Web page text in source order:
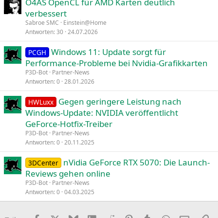
verbessert
Sabroe SMC
Einstein@Home
Antworten 30 24.07.2026
PCGH Windows 11: Update sorgt für
Performance-Probleme bei Nvidia-Grafikkarten
P3D-Bot Partner-News
Antworten 0 28.01.2026
HWLuxx Gegen geringere Leistung nach
Windows-Update: NVIDIA veröffentlicht
GeForce-Hotfix-Treiber
P3D-Bot Partner-News
Antworten 0 20.11.2025
3DCenter nVidia GeForce RTX 5070: Die Launch-
Reviews gehen online
P3D-Bot Partner-News
Antworten 0 04.03.2025